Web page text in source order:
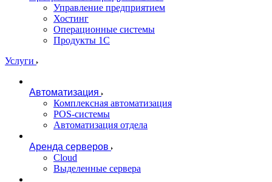
Управление предприятием
Хостинг
Операционные системы
Продукты 1С
Услуги
Автоматизация
Комплексная автоматизация
POS-системы
Автоматизация отдела
Аренда серверов
Cloud
Выделенные сервера